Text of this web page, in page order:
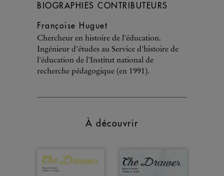
BIOGRAPHIES CONTRIBUTEURS
Françoise Huguet
Chercheur en histoire de l'éducation.
Ingénieur d'études au Service d'histoire de
l'éducation de l'Institut national de
recherche pédagogique (en 1991).
À découvrir